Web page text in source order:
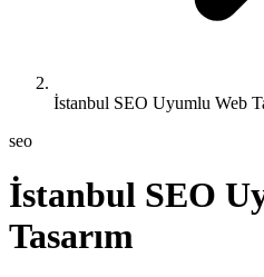
İstanbul SEO Uyumlu Web
seo
İstanbul SEO
Tasarım